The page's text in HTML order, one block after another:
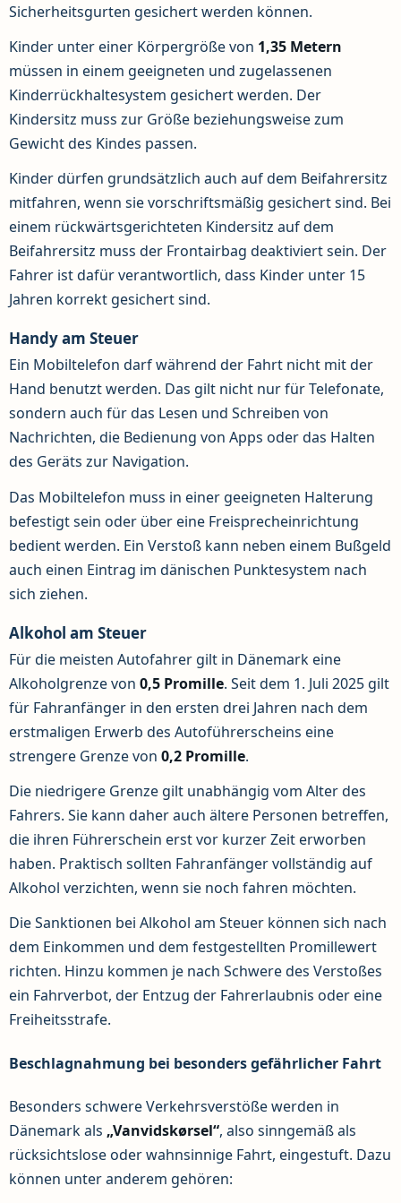
Sicherheitsgurten gesichert werden können.
Kinder unter einer Körpergröße von 1,35 Metern
müssen in einem geeigneten und zugelassenen
Kinderrückhaltesystem gesichert werden. Der
Kindersitz muss zur Größe beziehungsweise zum
Gewicht des Kindes passen.
Kinder dürfen grundsätzlich auch auf dem Beifahrersitz
mitfahren, wenn sie vorschriftsmäßig gesichert sind. Bei
einem rückwärtsgerichteten Kindersitz auf dem
Beifahrersitz muss der Frontairbag deaktiviert sein. Der
Fahrer ist dafür verantwortlich, dass Kinder unter 15
Jahren korrekt gesichert sind.
Handy am Steuer
Ein Mobiltelefon darf während der Fahrt nicht mit der
Hand benutzt werden. Das gilt nicht nur für Telefonate,
sondern auch für das Lesen und Schreiben von
Nachrichten, die Bedienung von Apps oder das Halten
des Geräts zur Navigation.
Das Mobiltelefon muss in einer geeigneten Halterung
befestigt sein oder über eine Freisprecheinrichtung
bedient werden. Ein Verstoß kann neben einem Bußgeld
auch einen Eintrag im dänischen Punktesystem nach
sich ziehen.
Alkohol am Steuer
Für die meisten Autofahrer gilt in Dänemark eine
Alkoholgrenze von 0,5 Promille. Seit dem 1. Juli 2025 gilt
für Fahranfänger in den ersten drei Jahren nach dem
erstmaligen Erwerb des Autoführerscheins eine
strengere Grenze von 0,2 Promille.
Die niedrigere Grenze gilt unabhängig vom Alter des
Fahrers. Sie kann daher auch ältere Personen betreffen,
die ihren Führerschein erst vor kurzer Zeit erworben
haben. Praktisch sollten Fahranfänger vollständig auf
Alkohol verzichten, wenn sie noch fahren möchten.
Die Sanktionen bei Alkohol am Steuer können sich nach
dem Einkommen und dem festgestellten Promillewert
richten. Hinzu kommen je nach Schwere des Verstoßes
ein Fahrverbot, der Entzug der Fahrerlaubnis oder eine
Freiheitsstrafe.
Beschlagnahmung bei besonders gefährlicher Fahrt
Besonders schwere Verkehrsverstöße werden in
Dänemark als „Vanvidskørsel“, also sinngemäß als
rücksichtslose oder wahnsinnige Fahrt, eingestuft. Dazu
können unter anderem gehören: